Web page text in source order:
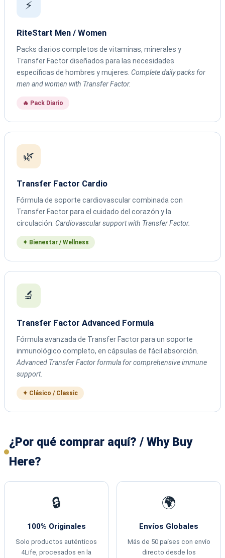
⚡
RiteStart Men / Women
Packs diarios completos de vitaminas, minerales y
Transfer Factor diseñados para las necesidades
específicas de hombres y mujeres. Complete daily packs for
men and women with Transfer Factor.
🔥 Pack Diario
🌿
Transfer Factor Cardio
Fórmula de soporte cardiovascular combinada con
Transfer Factor para el cuidado del corazón y la
circulación. Cardiovascular support with Transfer Factor.
✦ Bienestar / Wellness
🔬
Transfer Factor Advanced Formula
Fórmula avanzada de Transfer Factor para un soporte
inmunológico completo, en cápsulas de fácil absorción.
Advanced Transfer Factor formula for comprehensive immune
support.
✦ Clásico / Classic
¿Por qué comprar aquí? / Why Buy
Here?
🔒
100% Originales
Solo productos auténticos
4Life, procesados en la
🌍
Envíos Globales
Más de 50 países con envío
directo desde los